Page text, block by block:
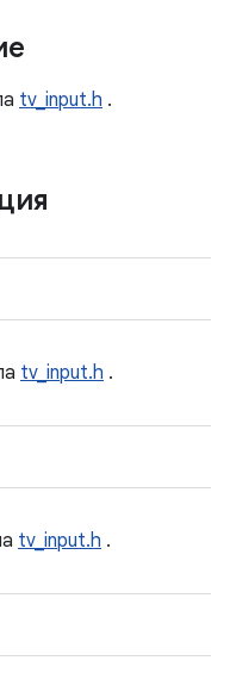
tv_input.h .
tv_input.h .
tv_input.h .